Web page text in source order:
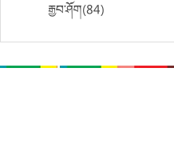
རྒྱབ་ཤོག(84)